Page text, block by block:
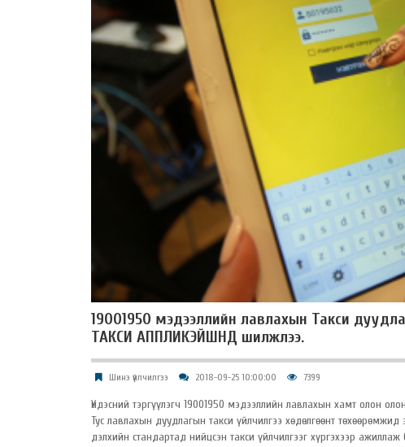
19001950 мэдээллийн лавлахын Такси
ТАКСИ АППЛИКЭЙШНД шилжлээ.
Шинэ үйлчилгээ 2018-09-25 10:00:00 7399
Үндэсний тэргүүлэгч 19001950 мэдээллийн лавлахын хамт олон
Тус лавлахын дуудлагын такси үйлчилгээ хөдөлгөөнт
дэлхийн стандартад нийцсэн такси үйлчилгээг хүргэхээр ажиллаж